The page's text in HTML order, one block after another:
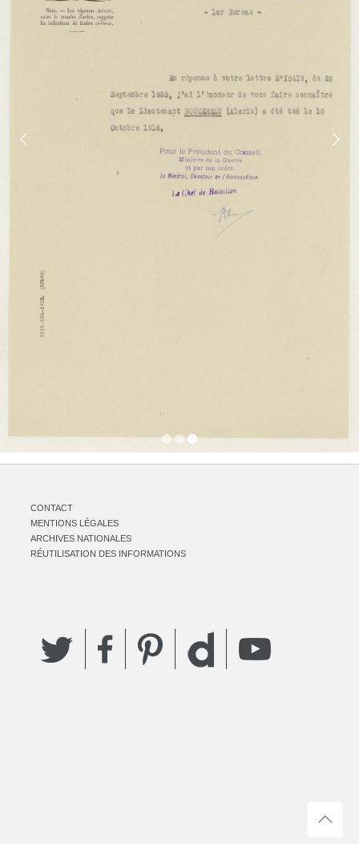
CONTACT
MENTIONS LÉGALES
ARCHIVES NATIONALES
RÉUTILISATION DES INFORMATIONS